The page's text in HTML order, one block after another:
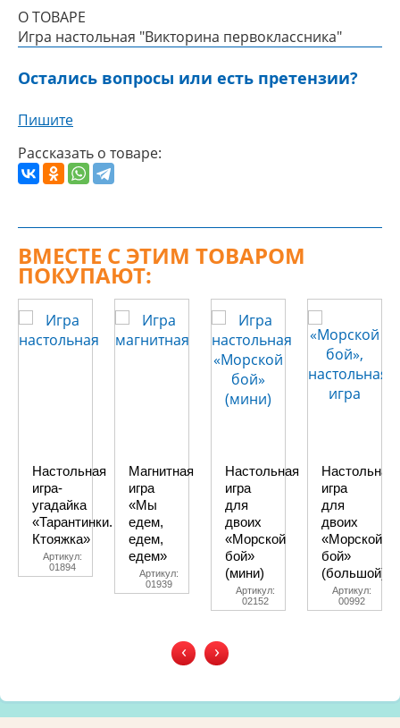
О ТОВАРЕ
Игра настольная "Викторина первоклассника"
Остались вопросы или есть претензии?
Пишите
Рассказать о товаре:
ВМЕСТЕ С ЭТИМ ТОВАРОМ
ПОКУПАЮТ:
Настольная
игра-
угадайка
«Тарантинки.
Ктояжка»
Артикул:
01894
Магнитная
игра
«Мы
едем,
едем,
едем»
Артикул:
01939
Настольная
игра
для
двоих
«Морской
бой»
(мини)
Артикул:
02152
Настольная
игра
для
двоих
«Морской
бой»
(большой)
Артикул:
00992
‹ ›